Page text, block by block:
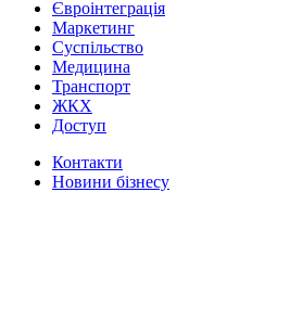
Євроінтеграція
Маркетинг
Суспільство
Медицина
Транспорт
ЖКХ
Доступ
Контакти
Новини бізнесу